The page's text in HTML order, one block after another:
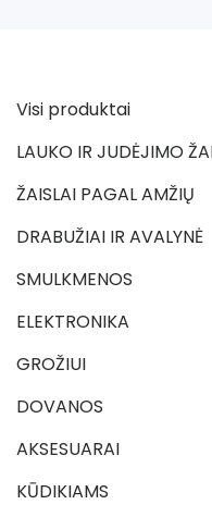
Visi produktai
LAUKO IR JUDĖJIMO
ŽAISLAI PAGAL AMŽIŲ
DRABUŽIAI IR AVALYNĖ
SMULKMENOS
ELEKTRONIKA
GROŽIUI
DOVANOS
AKSESUARAI
KŪDIKIAMS